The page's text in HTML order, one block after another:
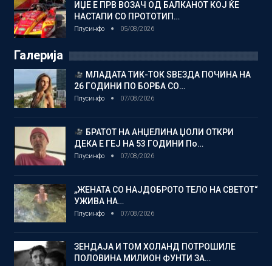
ИЏЕ Е ПРВ ВОЗАЧ ОД БАЛКАНОТ КОЈ ЌЕ
НАСТАПИ СО ПРОТОТИП…
Плусинфо 05/08/2026
Галерија
МЛАДАТА ТИК-ТОК ЅВЕЗДА ПОЧИНА НА
26 ГОДИНИ ПО БОРБА СО…
Плусинфо 07/08/2026
БРАТОТ НА АНЏЕЛИНА ЏОЛИ ОТКРИ
ДЕКА Е ГЕЈ НА 53 ГОДИНИ По…
Плусинфо 07/08/2026
„ЖЕНАТА СО НАЈДОБРОТО ТЕЛО НА СВЕТОТ“
УЖИВА НА…
Плусинфо 07/08/2026
ЗЕНДАЈА И ТОМ ХОЛАНД ПОТРОШИЛЕ
ПОЛОВИНА МИЛИОН ФУНТИ ЗА…